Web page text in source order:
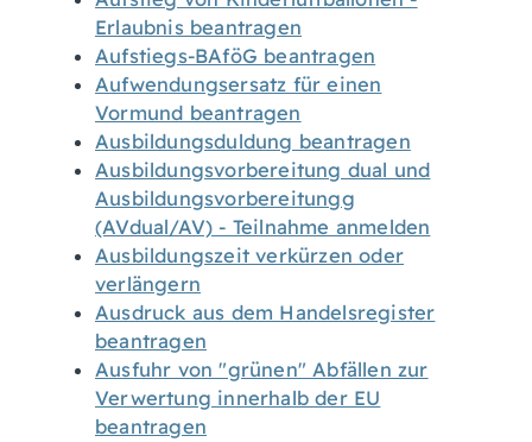
Erlaubnis beantragen
Aufstiegs-BAföG beantragen
Aufwendungsersatz für einen
Vormund beantragen
Ausbildungsduldung beantragen
Ausbildungsvorbereitung dual und
Ausbildungsvorbereitungg
(AVdual/AV) - Teilnahme anmelden
Ausbildungszeit verkürzen oder
verlängern
Ausdruck aus dem Handelsregister
beantragen
Ausfuhr von "grünen" Abfällen zur
Verwertung innerhalb der EU
beantragen